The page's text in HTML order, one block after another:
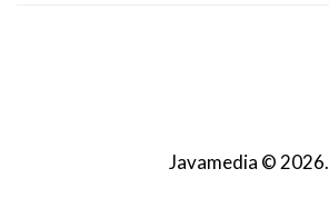
Javamedia © 2026.